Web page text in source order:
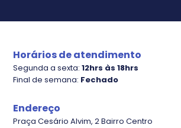
Horários de atendimento
Segunda a sexta:12hrs às 18hrs
Final de semana: Fechado
Endereço
Praça Cesário Alvim, 2 Bairro Centro